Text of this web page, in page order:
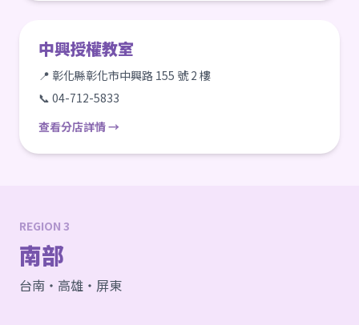
中興授權教室
📍 彰化縣彰化市中興路 155 號 2 樓
📞 04-712-5833
查看分店詳情 →
REGION 3
南部
台南・高雄・屏東